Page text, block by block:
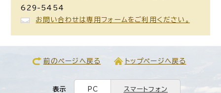
629-5454
お問い合わせは専用フォームをご利用ください。
前のページへ戻る トップページへ戻る
表示 PC スマートフォン